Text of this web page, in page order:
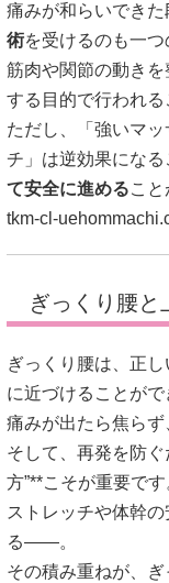
痛みが和らいできた
術を受けるのも一つ
筋肉や関節の動き
する目的で行われる
ただし、「強いマ
チ」は逆効果になる
て安全に進めるこ
tkm-cl-
ぎっくり腰と
ぎっくり腰は、正
に近づけることがで
痛みが出たら焦らず
そして、再発を防
方”**こそが重要です
ストレッチや体幹
る――。
その積み重ねが、